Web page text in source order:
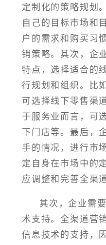
定制化的策略规划
自己的目标市场和
户的需求和购买习
销策略。其次，企
特点，选择适合的
行规划和组织。比
可选择线下零售渠
于服务业而言，可
下门店等。最后，
手的情况，进行市
定自身在市场中的
应调整和完善全渠
其次，企业需
术支持。全渠道营
信息技术的支持，